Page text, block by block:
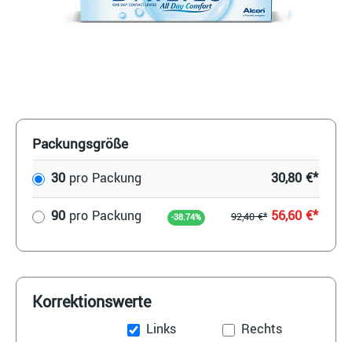
Packungsgröße
30 pro Packung
30,80 €*
90 pro Packung -38.74% 92,40 €* 56,60 €*
Korrektionswerte
Links Rechts